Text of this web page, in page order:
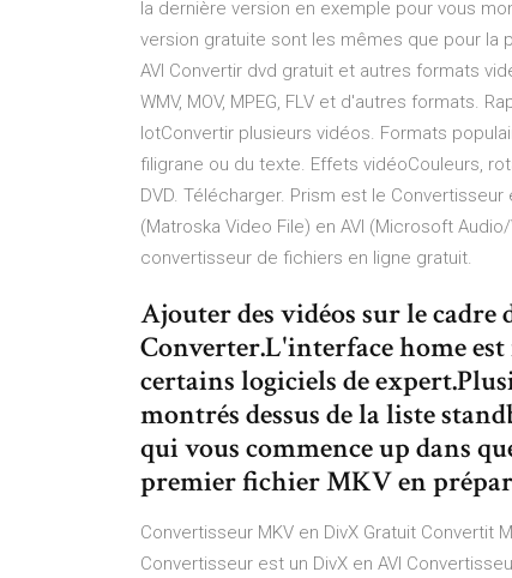
la dernière version en exemple pour vous
version gratuite sont les mêmes que pour la
AVI Convertir dvd gratuit et autres formats
WMV, MOV, MPEG, FLV et d'autres formats.
lotConvertir plusieurs vidéos. Formats
filigrane ou du texte. Effets vidéoCouleurs,
DVD. Télécharger. Prism est le
(Matroska Video File) en AVI (Microsoft
convertisseur de fichiers en ligne gratuit.
Ajouter des vidéos sur le
Converter.L'interface home
certains logiciels de
montrés dessus de la liste
qui vous commence up dans
premier fichier MKV en
Convertisseur MKV en DivX Gratuit Convertit
Convertisseur est un DivX en AVI